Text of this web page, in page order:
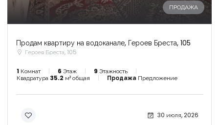
ПРОДАЖА
Продам квартиру на водоканале, Героев Бреста, 105
Героев Бреста, 105
1 Комнат 6 Этаж 9 Этажность
Квадратура 35.2 м² общая Продажа Предложение
30 июля, 2026